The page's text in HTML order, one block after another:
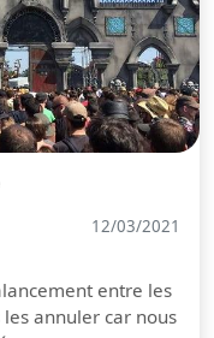
12/03/2021
entre les
annuler car nous